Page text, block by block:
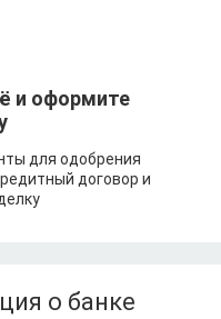
и оформите
для одобрения
договор и
о банке